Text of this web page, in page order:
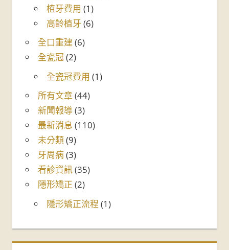
植牙費用 (1)
高齡植牙 (6)
全口重建 (6)
全瓷冠(2)
全瓷冠費用 (1)
所有文章(44)
新聞報導(3)
最新消息 (110)
未分類(9)
牙周病(3)
看診資訊(35)
隱形矯正 (2)
隱形矯正流程 (1)